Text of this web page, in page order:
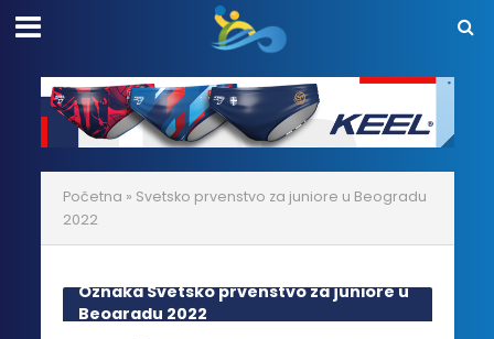
Početna » Svetsko prvenstvo za juniore u Beogradu
2022
Oznaka Svetsko prvenstvo za juniore u
Beogradu 2022